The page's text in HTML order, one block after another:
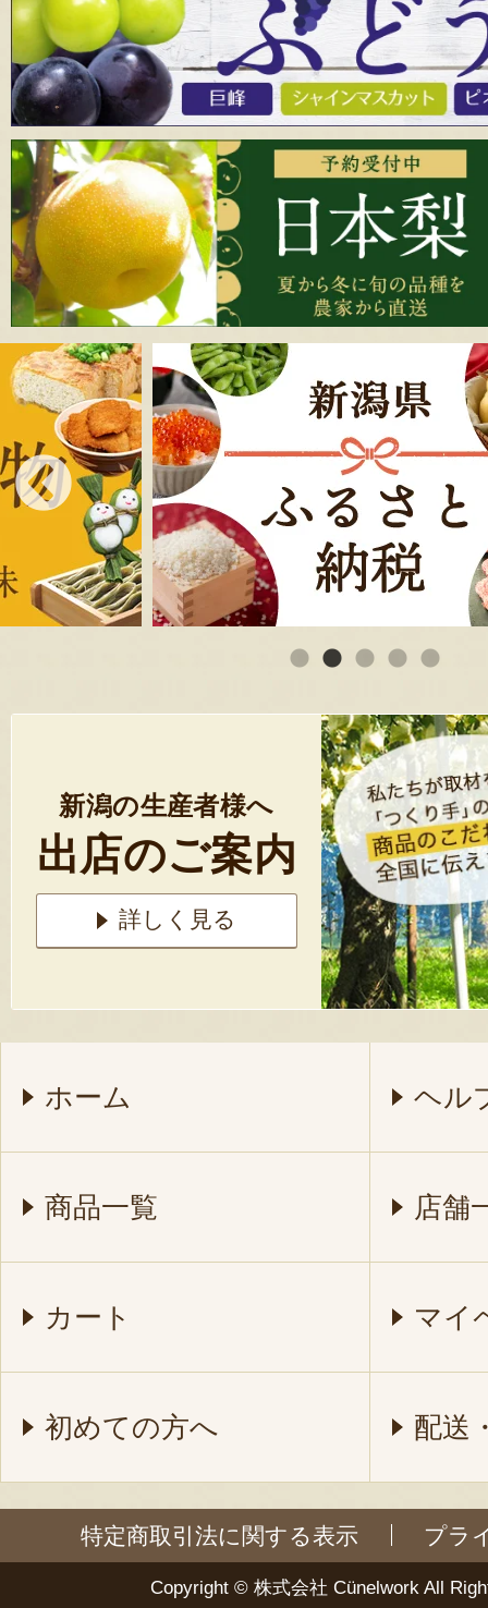
新潟の生産者様へ
出店のご案内
詳しく見る
ホーム ヘル
商品一覧 店舗
カート マイ
初めての方へ 配送
特定商取引法に関する表示 プラ
Copyright © 株式会社 Cünelwork All